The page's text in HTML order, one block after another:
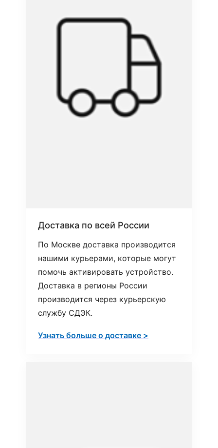
Доставка по всей России
По Москве доставка производится
нашими курьерами, которые могут
помочь активировать устройство.
Доставка в регионы России
производится через курьерскую
службу СДЭК.
Узнать больше о доставке >